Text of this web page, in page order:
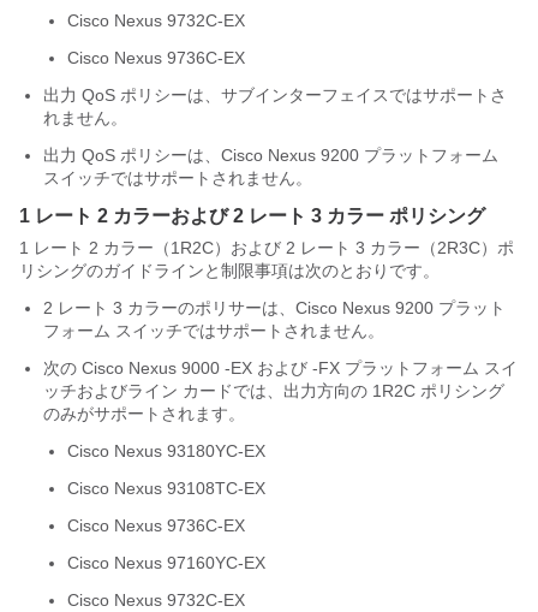
Cisco Nexus 9732C-EX
Cisco Nexus 9736C-EX
出力 QoS ポリシーは、サブインターフェイスではサポートさ
れません。
出力 QoS ポリシーは、Cisco Nexus 9200 プラットフォーム
スイッチではサポートされません。
1 レート 2 カラーおよび 2 レート 3 カラー ポリシング
1 レート 2 カラー（1R2C）および 2 レート 3 カラー（2R3C）ポ
リシングのガイドラインと制限事項は次のとおりです。
2 レート 3 カラーのポリサーは、Cisco Nexus 9200 プラット
フォーム スイッチではサポートされません。
次の Cisco Nexus 9000 -EX および -FX プラットフォーム スイ
ッチおよびライン カードでは、出力方向の 1R2C ポリシング
のみがサポートされます。
Cisco Nexus 93180YC-EX
Cisco Nexus 93108TC-EX
Cisco Nexus 9736C-EX
Cisco Nexus 97160YC-EX
Cisco Nexus 9732C-EX